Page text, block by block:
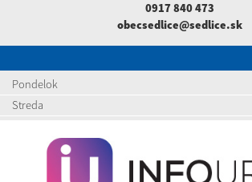
0917 840 473
obecsedlice@sedlice.sk
Pondelok
Streda